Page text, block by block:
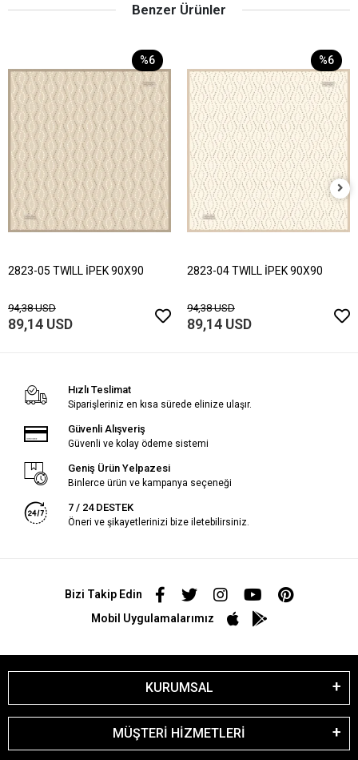
Benzer Ürünler
%6
2823-05 TWILL İPEK 90X90
94,38 USD
89,14 USD
%6
2823-04 TWILL İPEK 90X90
94,38 USD
89,14 USD
Hızlı Teslimat
Siparişleriniz en kısa sürede elinize ulaşır.
Güvenli Alışveriş
Güvenli ve kolay ödeme sistemi
Geniş Ürün Yelpazesi
Binlerce ürün ve kampanya seçeneği
7 / 24 DESTEK
Öneri ve şikayetlerinizi bize iletebilirsiniz.
Bizi Takip Edin
Mobil Uygulamalarımız
KURUMSAL
MÜŞTERİ HİZMETLERİ